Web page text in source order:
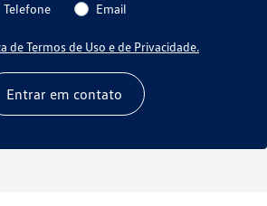
Telefone Email
de Termos de Uso e de Privacidade.
Entrar em contato